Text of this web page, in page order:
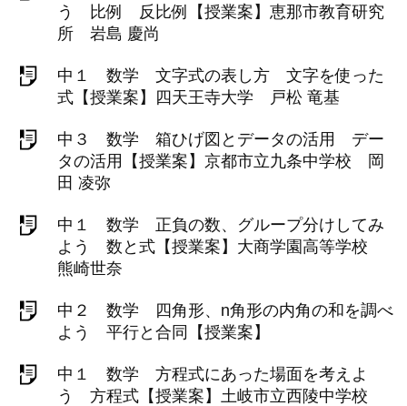
う 比例 反比例【授業案】恵那市教育研究
所 岩島 慶尚
中１ 数学 文字式の表し方 文字を使った
式【授業案】四天王寺大学 戸松 竜基
中３ 数学 箱ひげ図とデータの活用 デー
タの活用【授業案】京都市立九条中学校 岡
田 凌弥
中１ 数学 正負の数、グループ分けしてみ
よう 数と式【授業案】大商学園高等学校
熊崎世奈
中２ 数学 四角形、n角形の内角の和を調べ
よう 平行と合同【授業案】
中１ 数学 方程式にあった場面を考えよ
う 方程式【授業案】土岐市立西陵中学校